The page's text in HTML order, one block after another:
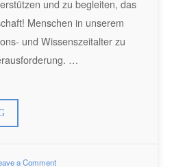
und zu begleiten, das
Menschen in unserem
und Wissenszeitalter zu
…
„EMOTIONAL-
SITUATIVE
a Comment